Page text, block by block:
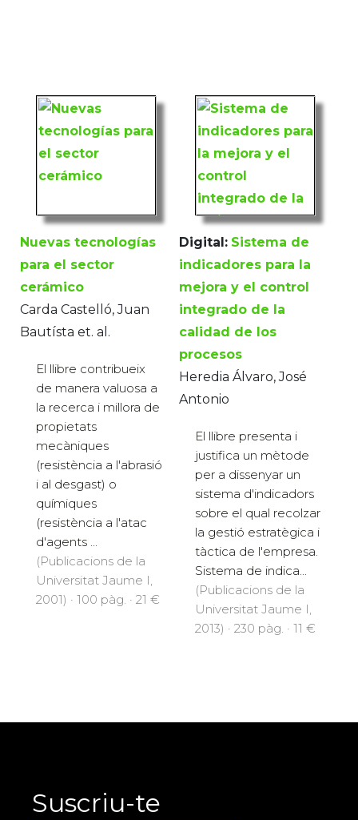
Nuevas tecnologías
para el sector
cerámico
Carda Castelló, Juan
Bautísta et. al.
El llibre contribueix
de manera valuosa a
la recerca i millora de
propietats
mecàniques
(resistència a l'abrasió
i al desgast) o
químiques
(resistència a l'atac
d'agents ...
(Publicacions de la
Universitat Jaume I,
2001) · 100 pàg. · 21 €
Digital: Sistema de
indicadores para la
mejora y el control
integrado de la
calidad de los
procesos
Heredia Álvaro, José
Antonio
El llibre presenta i
justifica un mètode
per a dissenyar un
sistema d'indicadors
sobre el qual recolzar
la gestió estratègica i
tàctica de l'empresa.
Sistema de indica...
(Publicacions de la
Universitat Jaume I,
2013) · 230 pàg. · 11 €
Suscriu-te